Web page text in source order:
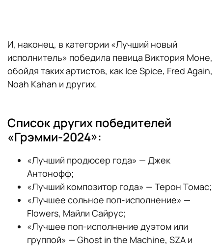
И, наконец, в категории «Лучший новый
исполнитель» победила певица Виктория Моне,
обойдя таких артистов, как Ice Spice, Fred Again,
Noah Kahan и других.
Список других победителей
«Грэмми-2024»:
«Лучший продюсер года» — Джек
Антонофф;
«Лучший композитор года» — Терон Томас;
«Лучшее сольное поп-исполнение» —
Flowers, Майли Сайрус;
«Лучшее поп-исполнение дуэтом или
группой» — Ghost in the Machine, SZA и